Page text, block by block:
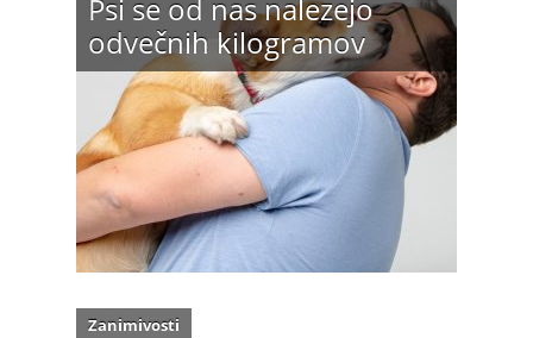
Psi se od nas nalezejo
odvečnih kilogramov
Zanimivosti